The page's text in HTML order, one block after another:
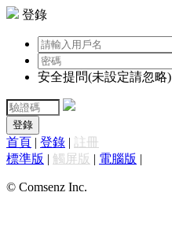
登錄
安全提問(未設定請忽略)
登錄
首頁 | 登錄 | 註冊
標準版 | 觸屏版 | 電腦版 |
© Comsenz Inc.